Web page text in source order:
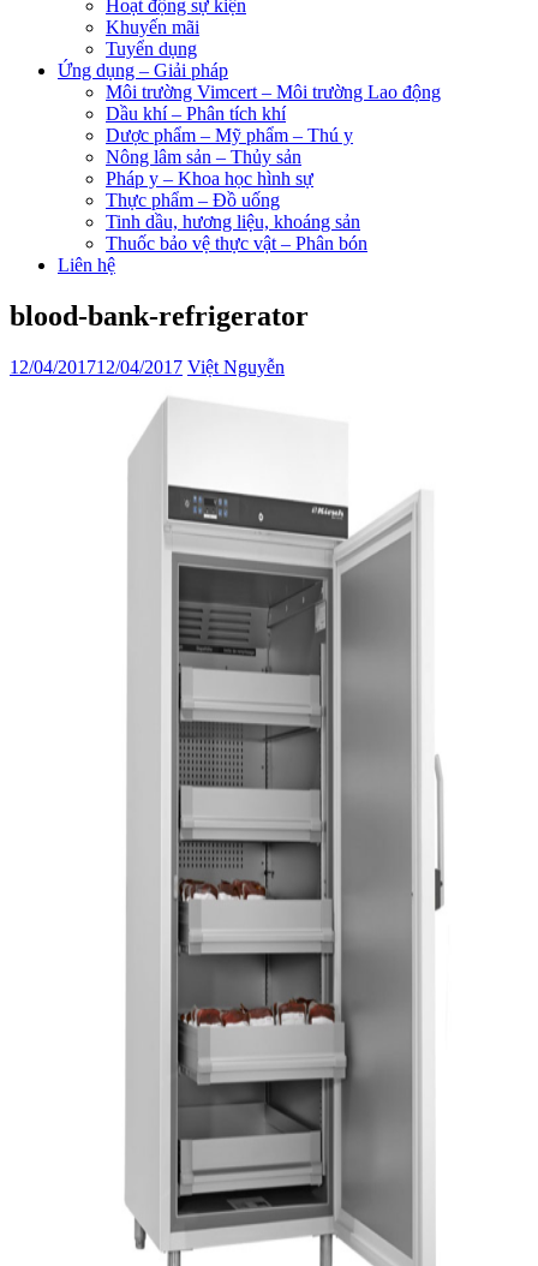
Hoạt động sự kiện
Khuyến mãi
Tuyển dụng
Ứng dụng – Giải pháp
Môi trường Vimcert – Môi trường Lao động
Dầu khí – Phân tích khí
Dược phẩm – Mỹ phẩm – Thú y
Nông lâm sản – Thủy sản
Pháp y – Khoa học hình sự
Thực phẩm – Đồ uống
Tinh dầu, hương liệu, khoáng sản
Thuốc bảo vệ thực vật – Phân bón
Liên hệ
blood-bank-refrigerator
12/04/201712/04/2017 Việt Nguyễn